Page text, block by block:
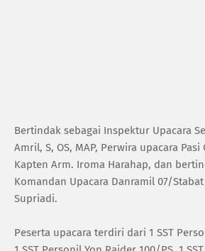
Bertindak sebagai Inspektur Upacara
Amril, S, OS, MAP, Perwira upacara
Kapten Arm. Iroma Harahap, dan
Komandan Upacara Danramil 07/
Supriadi.
Peserta upacara terdiri dari 1 SST